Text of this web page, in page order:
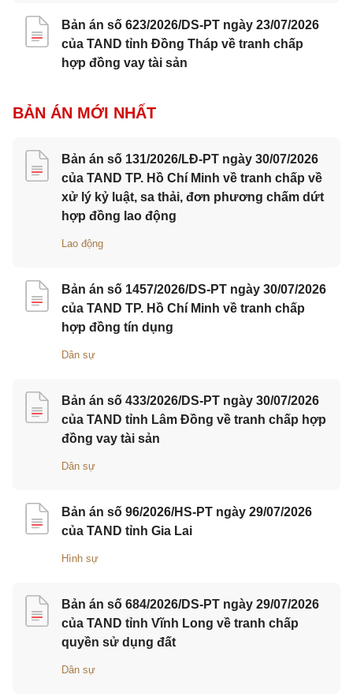
Bản án số 623/2026/DS-PT ngày 23/07/2026
của TAND tỉnh Đồng Tháp về tranh chấp
hợp đồng vay tài sản
BẢN ÁN MỚI NHẤT
Bản án số 131/2026/LĐ-PT ngày 30/07/2026
của TAND TP. Hồ Chí Minh về tranh chấp về
xử lý kỷ luật, sa thải, đơn phương chấm dứt
hợp đồng lao động
Lao động
Bản án số 1457/2026/DS-PT ngày 30/07/2026
của TAND TP. Hồ Chí Minh về tranh chấp
hợp đồng tín dụng
Dân sự
Bản án số 433/2026/DS-PT ngày 30/07/2026
của TAND tỉnh Lâm Đồng về tranh chấp hợp
đồng vay tài sản
Dân sự
Bản án số 96/2026/HS-PT ngày 29/07/2026
của TAND tỉnh Gia Lai
Hình sự
Bản án số 684/2026/DS-PT ngày 29/07/2026
của TAND tỉnh Vĩnh Long về tranh chấp
quyền sử dụng đất
Dân sự